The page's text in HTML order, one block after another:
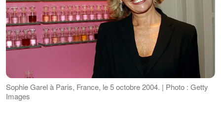
Sophie Garel à Paris, France, le 5 octobre 2004. | Photo : Getty
Images